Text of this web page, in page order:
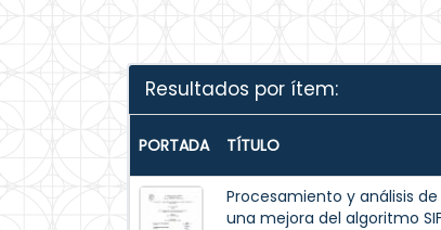
Resultados por ítem:
PORTADA TÍTULO
Procesamiento y análisis
una mejora del algoritmo